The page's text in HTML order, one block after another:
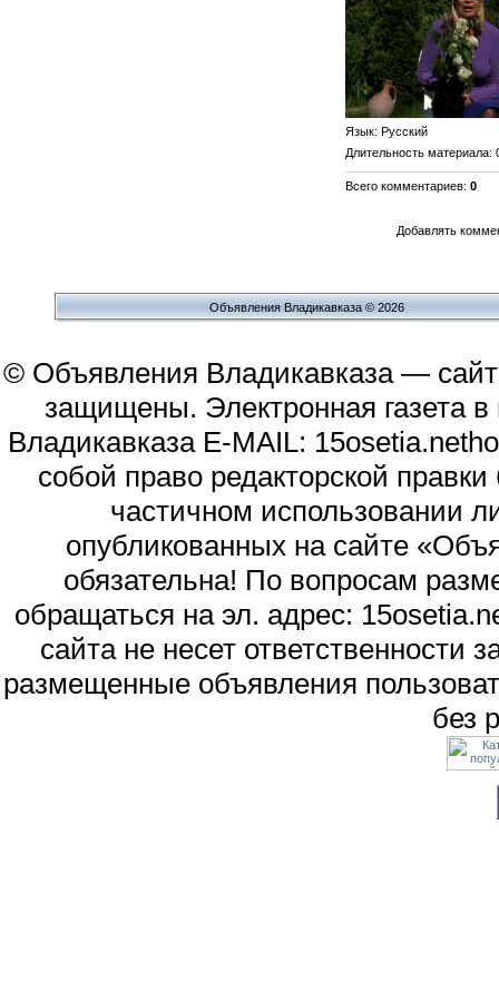
Язык: Русский
Длительность материала:
Всего комментариев: 0
Добавлять
Объявления Владикавказа © 2026
© Объявления Владикавказа —
защищены. Электронная газета
Владикавказа E-MAIL:
собой право редакторской
частичном использовании
опубликованных на сайте
обязательна! По вопросам
обращаться на эл. адрес:
сайта не несет
размещенные объявления
без